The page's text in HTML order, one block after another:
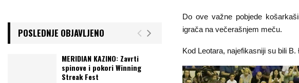
Do ove važne pobjede
igrača na večerašnjem meču.
Kod Leotara, najefikasniji su bili
POSLEDNJE OBJAVLJENO
MERIDIAN KAZINO: Zavrti
spinove i pokori Winning
Streak Fest